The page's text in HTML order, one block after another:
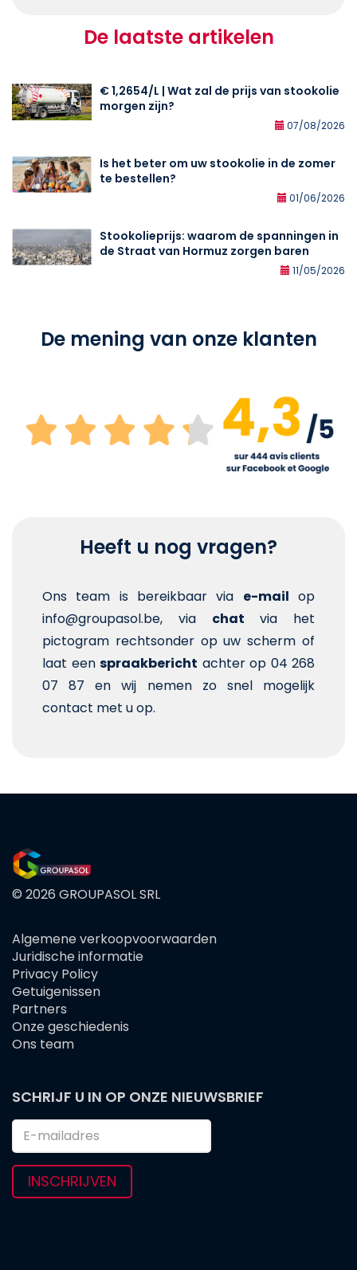
De laatste artikelen
€ 1,2654/L | Wat zal de prijs van stookolie
morgen zijn?
07/08/2026
Is het beter om uw stookolie in de zomer
te bestellen?
01/06/2026
Stookolieprijs: waarom de spanningen in
de Straat van Hormuz zorgen baren
11/05/2026
De mening van onze klanten
Heeft u nog vragen?
Ons team is bereikbaar via e-mail op
info@groupasol.be, via chat via het
pictogram rechtsonder op uw scherm of
laat een spraakbericht achter op 04 268
07 87 en wij nemen zo snel mogelijk
contact met u op.
© 2026 GROUPASOL SRL
FOOTER
MENU
Algemene verkoopvoorwaarden
Juridische informatie
Privacy Policy
Getuigenissen
Partners
Onze geschiedenis
Ons team
SCHRIJF U IN OP ONZE NIEUWSBRIEF
INSCHRIJVEN